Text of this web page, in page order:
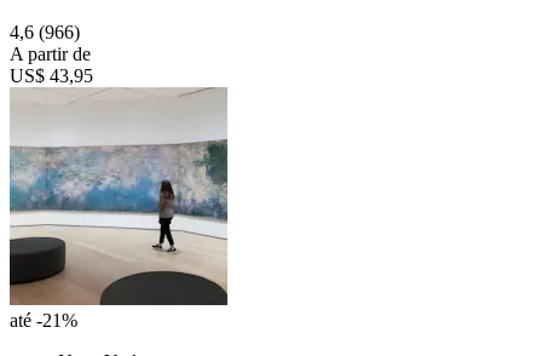
4,6 (966)
A partir de
US$ 43,95
até -21%